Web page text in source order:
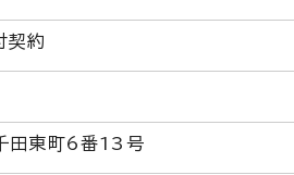
契約
田東町6番13号